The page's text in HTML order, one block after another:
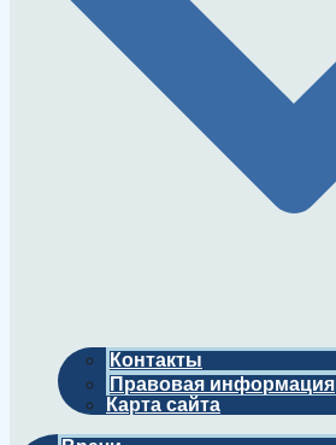
Контакты
Правовая информация
Карта сайта